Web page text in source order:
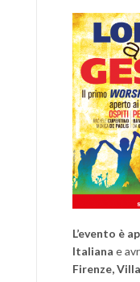
L’evento è
Italiana e
Firenze,